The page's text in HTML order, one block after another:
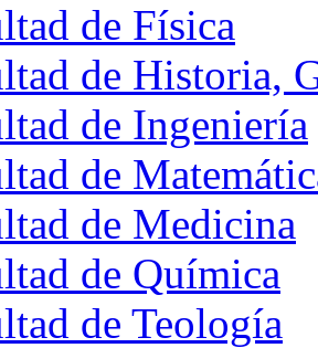
de Física
de Historia,
de Ingeniería
de
de Medicina
de Química
de Teología